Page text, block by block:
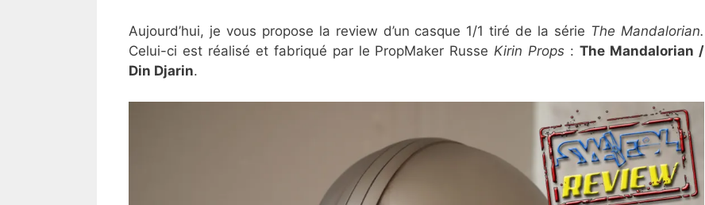
Aujourd’hui, je vous propose la review d’un casque 1/1 tiré de la série The Mandalorian.
Celui-ci est réalisé et fabriqué par le PropMaker RusseKirin Props :The Mandalorian /
Din Djarin.